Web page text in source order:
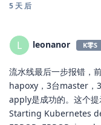
5 天 后
L leonanor K零S
流水线最后一步报错，
hapoxy，3台master，
apply是成功的。这个提
Starting Kubernetes